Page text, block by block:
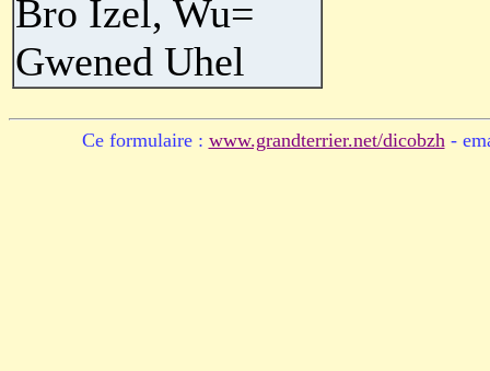
Bro Izel, Wu=
Gwened Uhel
Ce formulaire : www.grandterrier.net/dicobzh-